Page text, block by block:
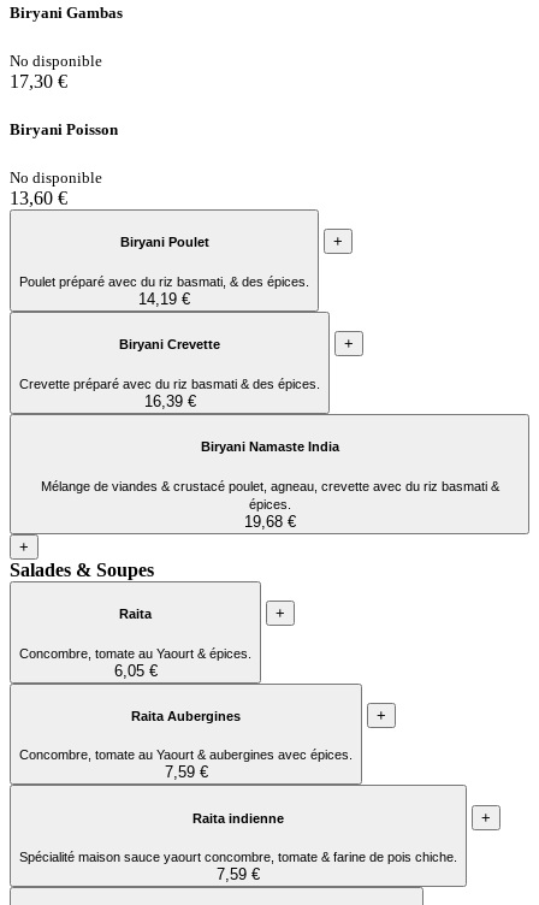
Biryani Gambas
No disponible
17,30 €
Biryani Poisson
No disponible
13,60 €
Biryani Poulet
Poulet préparé avec du riz basmati, & des épices.
14,19 €
+
Biryani Crevette
Crevette préparé avec du riz basmati & des épices.
16,39 €
+
Biryani Namaste India
Mélange de viandes & crustacé poulet, agneau, crevette avec du riz basmati &
épices.
19,68 €
+
Salades & Soupes
Raita
Concombre, tomate au Yaourt & épices.
6,05 €
+
Raita Aubergines
Concombre, tomate au Yaourt & aubergines avec épices.
7,59 €
+
Raita indienne
Spécialité maison sauce yaourt concombre, tomate & farine de pois chiche.
7,59 €
+